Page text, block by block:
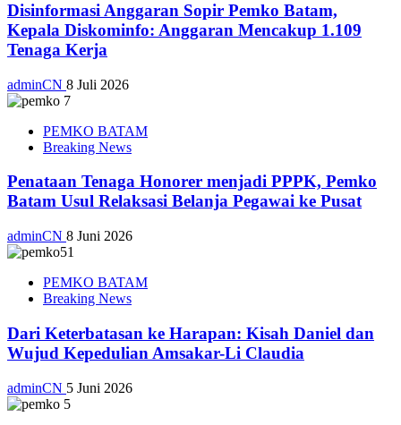
Disinformasi Anggaran Sopir Pemko Batam,
Kepala Diskominfo: Anggaran Mencakup 1.109
Tenaga Kerja
adminCN 8 Juli 2026
PEMKO BATAM
Breaking News
Penataan Tenaga Honorer menjadi PPPK, Pemko
Batam Usul Relaksasi Belanja Pegawai ke Pusat
adminCN 8 Juni 2026
PEMKO BATAM
Breaking News
Dari Keterbatasan ke Harapan: Kisah Daniel dan
Wujud Kepedulian Amsakar-Li Claudia
adminCN 5 Juni 2026